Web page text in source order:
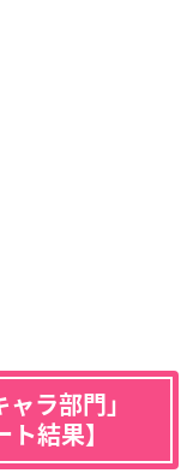
ラ部門」
結果】